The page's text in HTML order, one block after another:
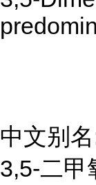
中文别
3,5-二甲